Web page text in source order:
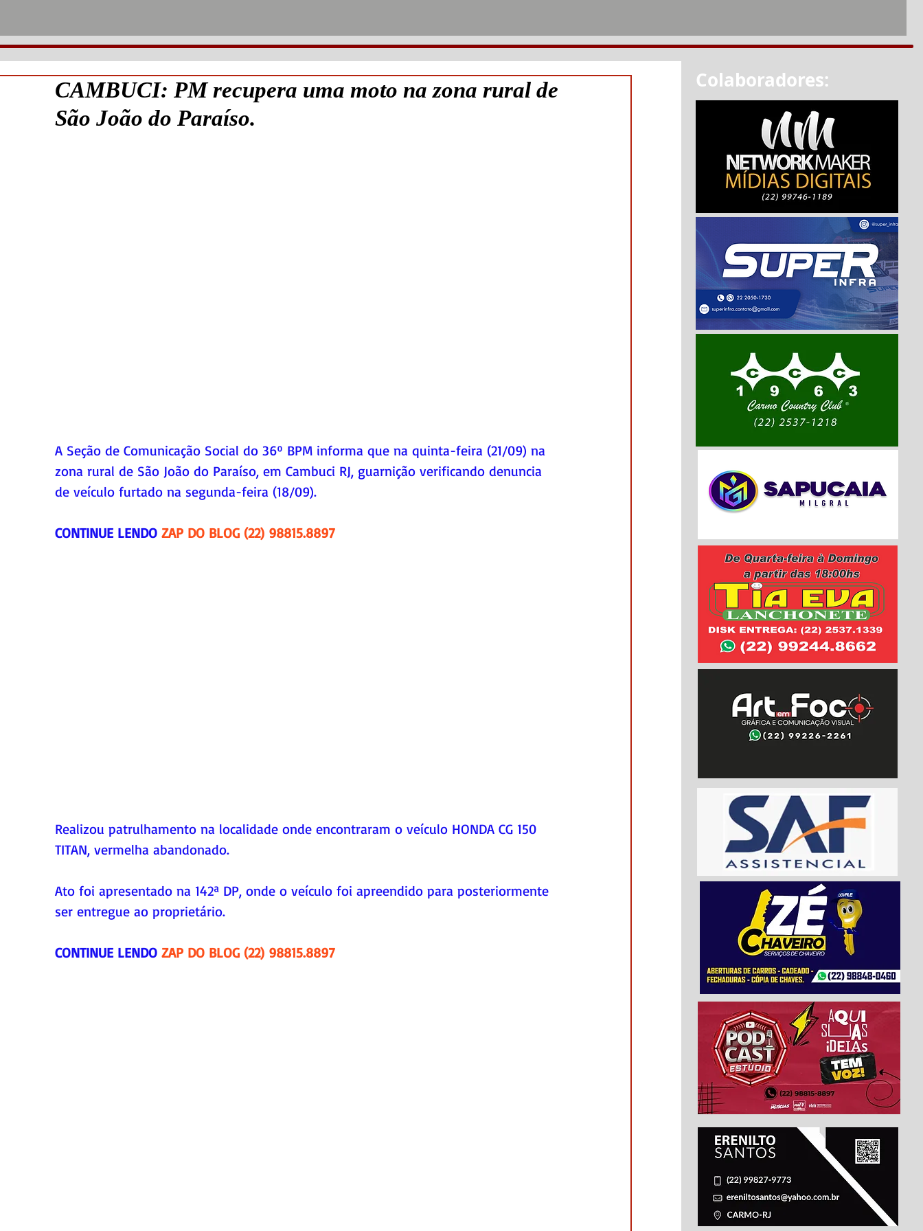
CAMBUCI: PM recupera uma moto na zona rural de
São João do Paraíso.
A Seção de Comunicação Social do 36º BPM informa que na quinta-feira (21/09) na
zona rural de São João do Paraíso, em Cambuci RJ, guarnição verificando denuncia
de veículo furtado na segunda-feira (18/09).
CONTINUE LENDO ZAP DO BLOG (22) 98815.8897
Realizou patrulhamento na localidade onde encontraram o veículo HONDA CG 150
TITAN, vermelha abandonado.
Ato foi apresentado na 142ª DP, onde o veículo foi apreendido para posteriormente
ser entregue ao proprietário.
CONTINUE LENDO ZAP DO BLOG (22) 98815.8897
Colaboradores: